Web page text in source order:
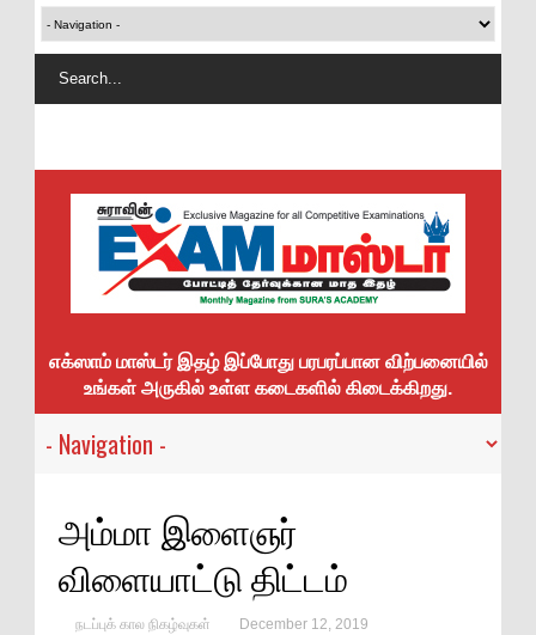
எக்ஸாம் மாஸ்டர் இதழ் இப்போது பரபரப்பான விற்பனையில்
உங்கள் அருகில் உள்ள கடைகளில் கிடைக்கிறது.
அம்மா இளைஞர்
விளையாட்டு திட்டம்
நடப்புக் கால நிகழ்வுகள் December 12, 2019